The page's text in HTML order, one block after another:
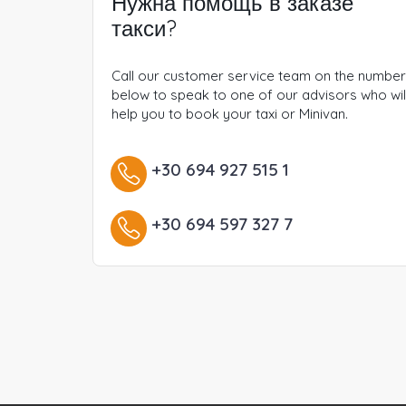
такси?
Call our customer service team on the
below to speak to one of our advisors who
help you to book your taxi or Minivan.
+30 694 927 515 1
+30 694 597 327 7